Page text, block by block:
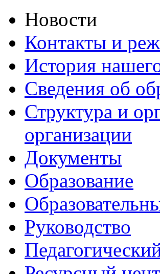
Новости
Контакты и
История
Сведения об
Структура и
организации
Документы
Образование
Руководство